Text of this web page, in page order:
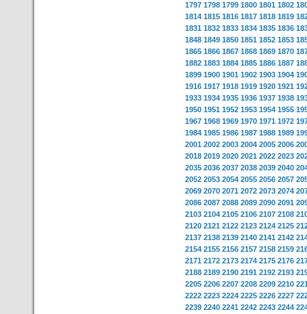
1797 1798 1799 1800 1801 1802
1814 1815 1816 1817 1818 1819
1831 1832 1833 1834 1835 1836
1848 1849 1850 1851 1852 1853
1865 1866 1867 1868 1869 1870
1882 1883 1884 1885 1886 1887
1899 1900 1901 1902 1903 1904
1916 1917 1918 1919 1920 1921
1933 1934 1935 1936 1937 1938
1950 1951 1952 1953 1954 1955
1967 1968 1969 1970 1971 1972
1984 1985 1986 1987 1988 1989
2001 2002 2003 2004 2005 2006
2018 2019 2020 2021 2022 2023
2035 2036 2037 2038 2039 2040
2052 2053 2054 2055 2056 2057
2069 2070 2071 2072 2073 2074
2086 2087 2088 2089 2090 2091
2103 2104 2105 2106 2107 2108
2120 2121 2122 2123 2124 2125
2137 2138 2139 2140 2141 2142
2154 2155 2156 2157 2158 2159
2171 2172 2173 2174 2175 2176
2188 2189 2190 2191 2192 2193
2205 2206 2207 2208 2209 2210
2222 2223 2224 2225 2226 2227
2239 2240 2241 2242 2243 2244